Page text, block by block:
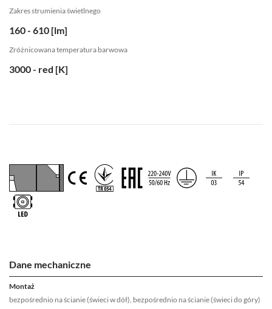
Zakres strumienia świetlnego
160 - 610 [lm]
Zróżnicowana temperatura barwowa
3000 - red [K]
Dane mechaniczne
Montaż
bezpośrednio na ścianie (świeci w dół), bezpośrednio na ścianie (świeci do góry)